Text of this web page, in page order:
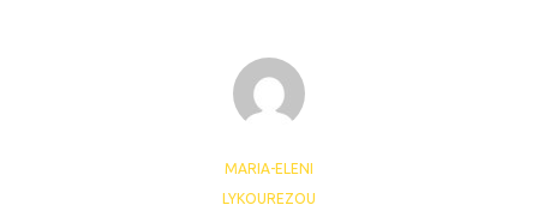
MARIA-ELENI
LYKOUREZOU